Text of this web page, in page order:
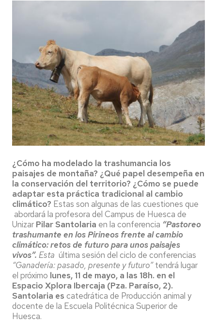
¿Cómo ha modelado la trashumancia los
paisajes de montaña? ¿Qué papel desempeña en
la conservación del territorio? ¿Cómo se puede
adaptar esta práctica tradicional al cambio
climático? Estas son algunas de las cuestiones que
abordará la profesora del Campus de Huesca de
Unizar Pilar Santolaria en la conferencia “Pastoreo
trashumante en los Pirineos frente al cambio
climático: retos de futuro para unos paisajes
vivos”. Esta última sesión del ciclo de conferencias
“Ganadería: pasado, presente y futuro”tendrá lugar
el próximo lunes, 11 de mayo, a las 18h. en el
Espacio Xplora Ibercaja (Pza. Paraíso, 2).
Santolaria es catedrática de Producción animal y
docente de la Escuela Politécnica Superior de
Huesca.